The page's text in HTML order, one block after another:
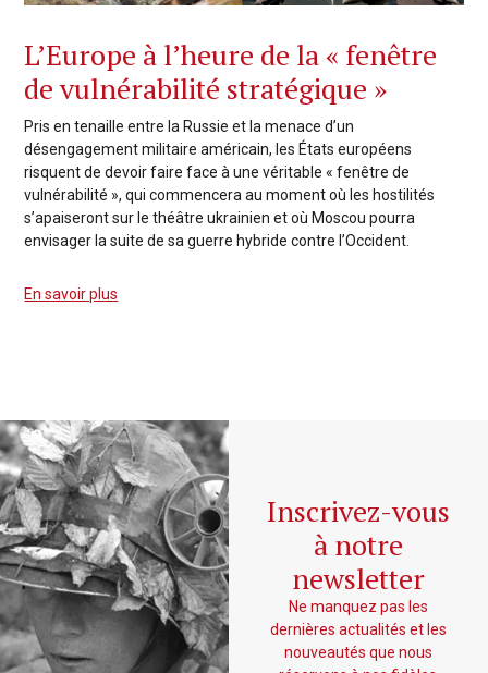
L’Europe à l’heure de la « fenêtre
de vulnérabilité stratégique »
Pris en tenaille entre la Russie et la menace d’un
désengagement militaire américain, les États européens
risquent de devoir faire face à une véritable « fenêtre de
vulnérabilité », qui commencera au moment où les hostilités
s’apaiseront sur le théâtre ukrainien et où Moscou pourra
envisager la suite de sa guerre hybride contre l’Occident.
En savoir plus
Inscrivez-vous
à notre
newsletter
Ne manquez pas les
dernières actualités et les
nouveautés que nous